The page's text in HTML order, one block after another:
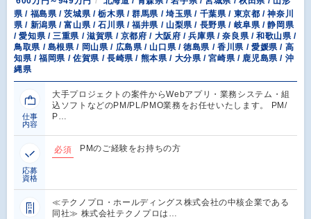
県 / 福島県 / 茨城県 / 栃木県 / 群馬県 / 埼玉県 / 千葉県 / 東京都 / 神奈川
県 / 新潟県 / 富山県 / 石川県 / 福井県 / 山梨県 / 長野県 / 岐阜県 / 静岡県
/ 愛知県 / 三重県 / 滋賀県 / 京都府 / 大阪府 / 兵庫県 / 奈良県 / 和歌山県 /
鳥取県 / 島根県 / 岡山県 / 広島県 / 山口県 / 徳島県 / 香川県 / 愛媛県 / 高
知県 / 福岡県 / 佐賀県 / 長崎県 / 熊本県 / 大分県 / 宮崎県 / 鹿児島県 / 沖
縄県
仕事
内容
大手プロジェクトの案件からWebアプリ・業務システム・組
込ソフトなどのPM/PL/PMO業務をお任せいたします。 PM/
P…
応募
資格
必須 PMのご経験をお持ちの方
≪テクノプロ・ホールディングス株式会社の中核企業である
同社≫ 株式会社テクノプロは…